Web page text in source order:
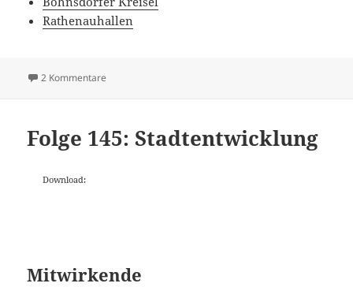
Rathenauhallen
2 Kommentare
Folge 145: Stadtentwicklung
Download:
Mitwirkende